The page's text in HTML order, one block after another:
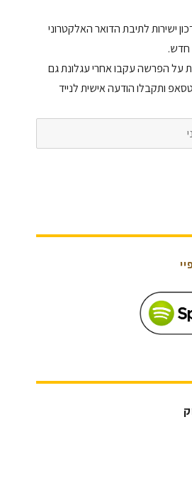
ישירות לתיבת הדואר האלקטרוני
חדש.
על הפרשה עקבו אחרי עגלונת גם
ותקבלו הודעה אישית לנייד